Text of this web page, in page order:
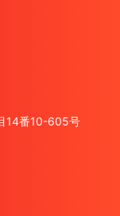
14番10-605号